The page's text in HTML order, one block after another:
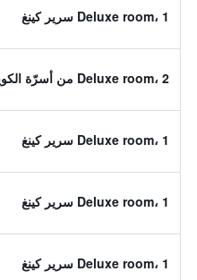
Deluxe room، 1 سرير كينغ
Deluxe room، 2 من أسرّة الكوين
Deluxe room، 1 سرير كينغ
Deluxe room، 1 سرير كينغ
Deluxe room، 1 سرير كينغ